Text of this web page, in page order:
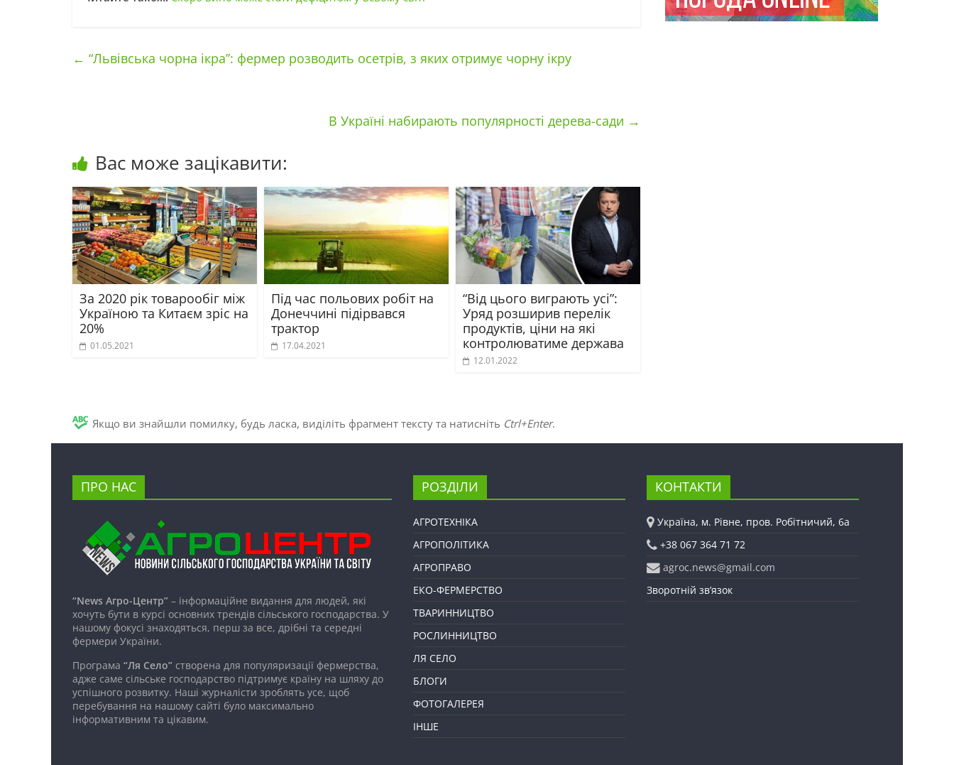
← “Львівська чорна ікра”: фермер розводить осетрів, з яких отримує чорну ікру
В Україні набирають популярності дерева-сади →
Вас може зацікавити:
За 2020 рік товарообіг між
Україною та Китаєм зріс на
20%
01.05.2021
Під час польових робіт на
Донеччині підірвався
трактор
17.04.2021
“Від цього виграють усі”:
Уряд розширив перелік
продуктів, ціни на які
контролюватиме держава
12.01.2022
Якщо ви знайшли помилку, будь ласка, виділіть фрагмент тексту та натисніть Ctrl+Enter.
ПРО НАС
“News Агро-Центр” – інформаційне видання для людей, які
хочуть бути в курсі основних трендів сільського господарства. У
нашому фокусі знаходяться, перш за все, дрібні та середні
фермери України.
Програма “Ля Село” створена для популяризації фермерства,
адже саме сільське господарство підтримує країну на шляху до
успішного розвитку. Наші журналісти зроблять усе, щоб
перебування на нашому сайті було максимально
інформативним та цікавим.
РОЗДІЛИ
АГРОТЕХНІКА
АГРОПОЛІТИКА
АГРОПРАВО
ЕКО-ФЕРМЕРСТВО
ТВАРИННИЦТВО
РОСЛИННИЦТВО
ЛЯ СЕЛО
БЛОГИ
ФОТОГАЛЕРЕЯ
ІНШЕ
КОНТАКТИ
Україна, м. Рівне, пров. Робітничий, 6а
+38 067 364 71 72
agroc.news@gmail.com
Зворотній зв’язок